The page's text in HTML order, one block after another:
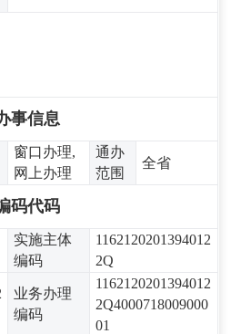
事信息
窗口办理,
网上办理
通办
范围
全省
码代码
实施主体
编码
1162120201394012
2Q
业务办理
编码
1162120201394012
2Q4000718009000
01